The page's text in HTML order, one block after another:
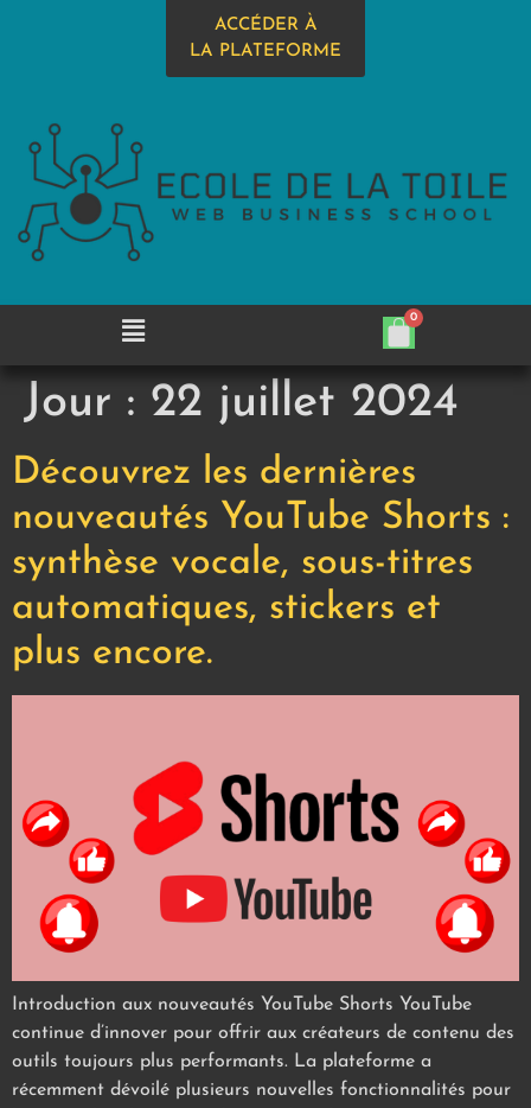
ACCÉDER À
LA PLATEFORME
Jour : 22 juillet 2024
Découvrez les dernières
nouveautés YouTube Shorts :
synthèse vocale, sous-titres
automatiques, stickers et
plus encore.
Introduction aux nouveautés YouTube Shorts YouTube
continue d’innover pour offrir aux créateurs de contenu des
outils toujours plus performants. La plateforme a
récemment dévoilé plusieurs nouvelles fonctionnalités pour